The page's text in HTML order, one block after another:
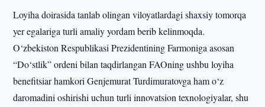
Loyiha doirasida tanlab olingan viloyatlardagi shaxsiy tomorqa
yer egalariga turli amaliy yordam berib kelinmoqda.
O‘zbekiston Respublikasi Prezidentining Farmoniga asosan
“Do‘stlik” ordeni bilan taqdirlangan FAOning ushbu loyiha
benefitsiar hamkori Genjemurat Turdimuratovga ham o‘z
daromadini oshirishi uchun turli innovatsion texnologiyalar, shu